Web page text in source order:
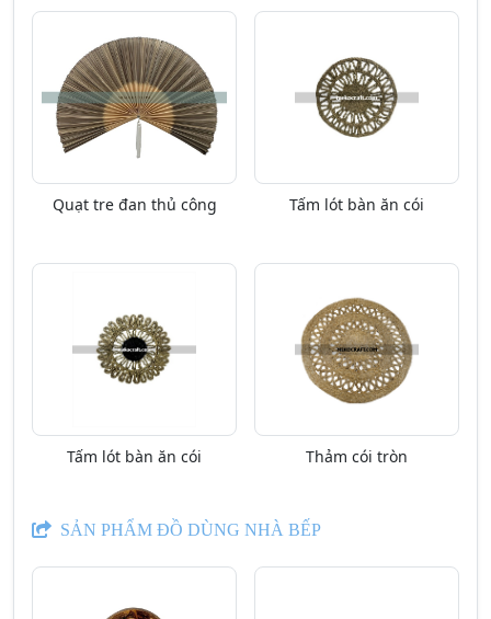
Quạt tre đan thủ công Tấm lót bàn ăn cói
Tấm lót bàn ăn cói Thảm cói tròn
SẢN PHẨM ĐỒ DÙNG NHÀ BẾP